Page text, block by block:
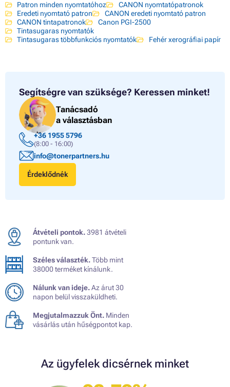
Patron minden nyomtatóhoz
CANON nyomtatópatronok
Eredeti nyomtató patron
CANON eredeti nyomtató patron
CANON tintapatronok
Canon PGI-2500
Tintasugaras nyomtatók
Tintasugaras többfunkciós nyomtatók
Fehér xerográfiai papír
Segítségre van szüksége? Keressen minket!
Tanácsadó
a választásban
+36 1955 5796
(8:00 - 16:00)
info@tonerpartners.hu
Érdeklődnék
Átvételi pontok.3981 átvételi
pontunk van.
Széles választék.Több mint
38000 terméket kínálunk.
Nálunk van ideje.Az árut 30
napon belül visszaküldheti.
Megjutalmazzuk Önt. Minden
vásárlás után hűségpontot kap.
Az ügyfelek dicsérnek minket